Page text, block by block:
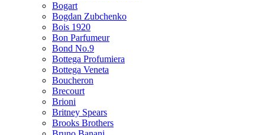
Bogart
Bogdan Zubchenko
Bois 1920
Bon Parfumeur
Bond No.9
Bottega Profumiera
Bottega Veneta
Boucheron
Brecourt
Brioni
Britney Spears
Brooks Brothers